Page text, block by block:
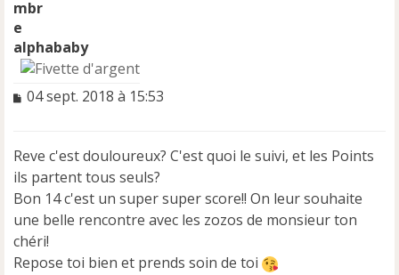
alphababy
M
a
g
e
n
o
n
l
04 sept. 2018 à 15:53
Reve c'est douloureux? C'est quoi le suivi, et les Points
ils partent tous seuls?
Bon 14 c'est un super super score!! On leur souhaite
une belle rencontre avec les zozos de monsieur ton
chéri!
Repose toi bien et prends soin de toi